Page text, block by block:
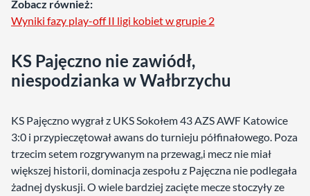
Zobacz również:
Wyniki fazy play-off II ligi kobiet w grupie 2
KS Pajęczno nie zawiódł,
niespodzianka w Wałbrzychu
KS Pajęczno wygrał z UKS Sokołem 43 AZS AWF Katowice
3:0 i przypieczętował awans do turnieju półfinałowego. Poza
trzecim setem rozgrywanym na przewag,i mecz nie miał
większej historii, dominacja zespołu z Pajęczna nie podlegała
żadnej dyskusji. O wiele bardziej zacięte mecze stoczyły ze